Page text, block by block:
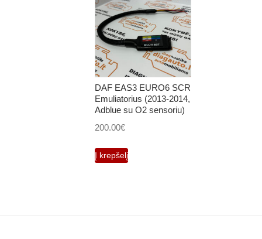
DAF EAS3 EURO6 SCR
Emuliatorius (2013-2014,
Adblue su O2 sensoriu)
200.00€
Į krepšelį